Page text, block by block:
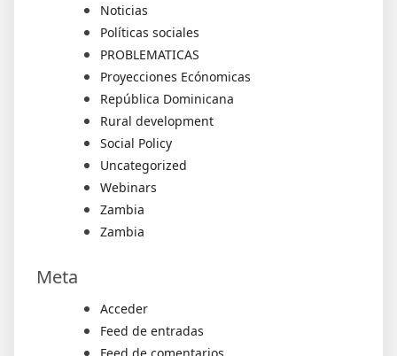
Noticias
Políticas sociales
PROBLEMATICAS
Proyecciones Ecónomicas
República Dominicana
Rural development
Social Policy
Uncategorized
Webinars
Zambia
Zambia
Meta
Acceder
Feed de entradas